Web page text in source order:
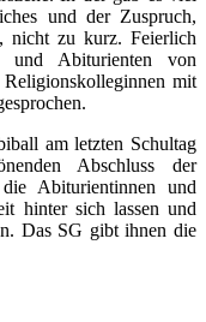
und der Zuspruch,
nicht zu kurz. Feierlich
und Abiturienten von
mit
am letzten Schultag
Abschluss der
Abiturientinnen und
hinter sich lassen und
Das SG gibt ihnen die